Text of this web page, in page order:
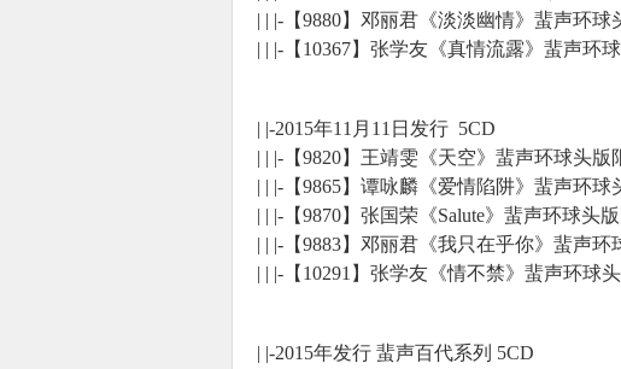
| | |-【9880】邓丽君《淡淡幽情》蜚声环
| | |-【10367】张学友《真情流露》蜚声环
| |-2015年11月11日发行 5CD
| | |-【9820】王靖雯《天空》蜚声环球头
| | |-【9865】谭咏麟《爱情陷阱》蜚声环
| | |-【9870】张国荣《Salute》蜚声环球头
| | |-【9883】邓丽君《我只在乎你》蜚声
| | |-【10291】张学友《情不禁》蜚声环球
| |-2015年发行 蜚声百代系列 5CD